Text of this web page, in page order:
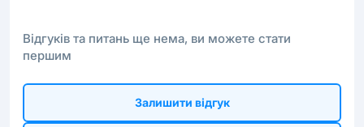
Відгуків та питань ще нема, ви можете стати
першим
Залишити відгук